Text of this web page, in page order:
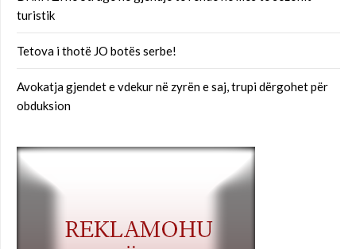
turistik
Tetova i thotë JO botës serbe!
Avokatja gjendet e vdekur në zyrën e saj, trupi dërgohet për
obduksion